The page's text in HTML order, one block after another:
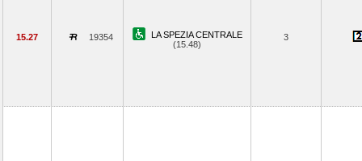
15.27 19354
LA SPEZIA CENTRALE
(15.48)
3